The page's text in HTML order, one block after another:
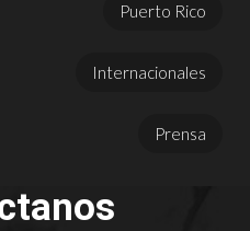
Puerto Rico
Internacionales
Prensa